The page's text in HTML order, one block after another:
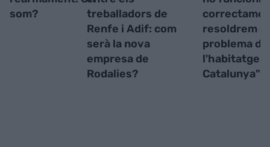
som?
treballadors de
Renfe i Adif: com
serà la nova
empresa de
Rodalies?
resoldrem el
problema de
l'habitatge a
Catalunya"